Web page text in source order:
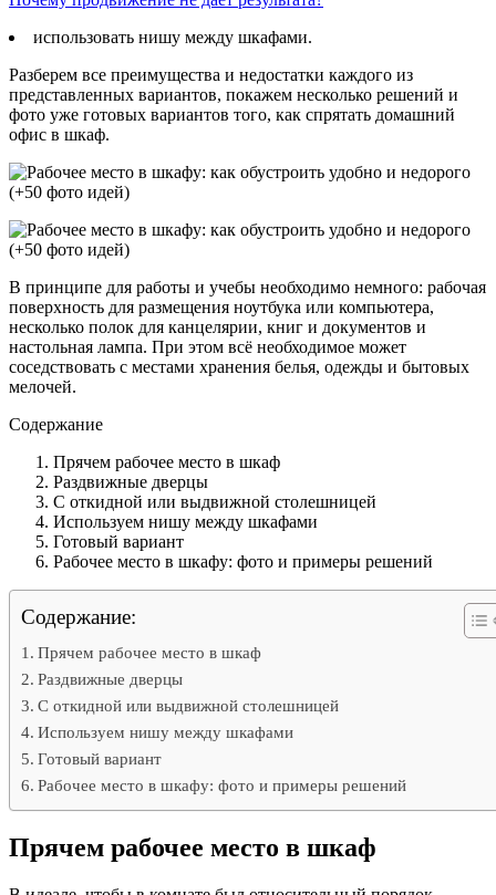
использовать нишу между шкафами.
Разберем все преимущества и недостатки каждого из
представленных вариантов, покажем несколько решений и
фото уже готовых вариантов того, как спрятать домашний
офис в шкаф.
В принципе для работы и учебы необходимо немного: рабочая
поверхность для размещения ноутбука или компьютера,
несколько полок для канцелярии, книг и документов и
настольная лампа. При этом всё необходимое может
соседствовать с местами хранения белья, одежды и бытовых
мелочей.
Содержание
Прячем рабочее место в шкаф
Раздвижные дверцы
С откидной или выдвижной столешницей
Используем нишу между шкафами
Готовый вариант
Рабочее место в шкафу: фото и примеры решений
Содержание:
Прячем рабочее место в шкаф
Раздвижные дверцы
С откидной или выдвижной столешницей
Используем нишу между шкафами
Готовый вариант
Рабочее место в шкафу: фото и примеры решений
Прячем рабочее место в шкаф